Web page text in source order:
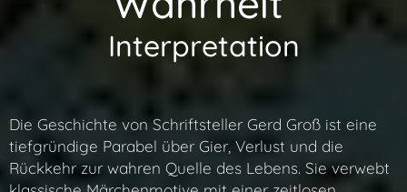
Interpretation
Die Geschichte von Schriftsteller Gerd Groß ist eine
tiefgründige Parabel über Gier, Verlust und die
Rückkehr zur wahren Quelle des Lebens. Sie verwebt